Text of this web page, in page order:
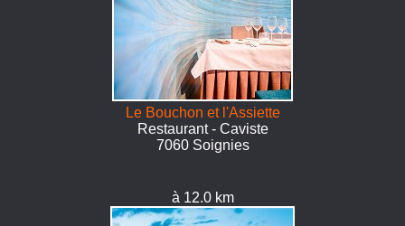
Le Bouchon et l'Assiette
Restaurant - Caviste
7060 Soignies
à 12.0 km